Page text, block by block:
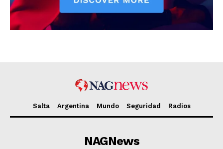
Salta Argentina Mundo Seguridad Radios
NAGNews